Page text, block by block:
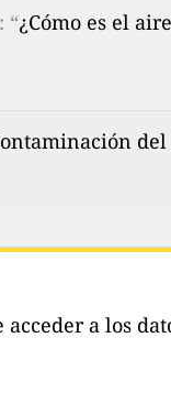
“¿Cómo es el
acceder a los